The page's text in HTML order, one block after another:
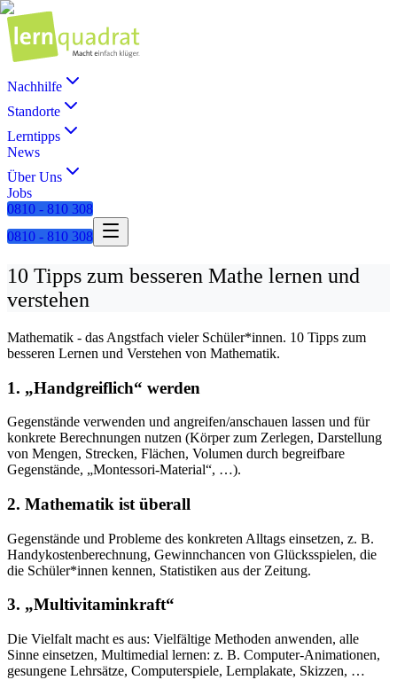
Nachhilfe
Standorte
Lerntipps
News
Über Uns
Jobs
0810 - 810 308
0810 - 810 308
10 Tipps zum besseren Mathe lernen und
verstehen
Mathematik - das Angstfach vieler Schüler*innen. 10 Tipps zum
besseren Lernen und Verstehen von Mathematik.
1. „Handgreiflich“ werden
Gegenstände verwenden und angreifen/anschauen lassen und für
konkrete Berechnungen nutzen (Körper zum Zerlegen, Darstellung
von Mengen, Strecken, Flächen, Volumen durch begreifbare
Gegenstände, „Montessori-Material“, …).
2. Mathematik ist überall
Gegenstände und Probleme des konkreten Alltags einsetzen, z. B.
Handykostenberechnung, Gewinnchancen von Glücksspielen, die
die Schüler*innen kennen, Statistiken aus der Zeitung.
3. „Multivitaminkraft“
Die Vielfalt macht es aus: Vielfältige Methoden anwenden, alle
Sinne einsetzen, Multimedial lernen: z. B. Computer-Animationen,
gesungene Lehrsätze, Computerspiele, Lernplakate, Skizzen, …